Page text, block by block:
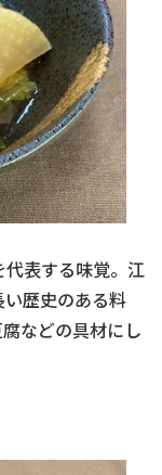
代表する味覚。江
歴史のある料
などの具材にし